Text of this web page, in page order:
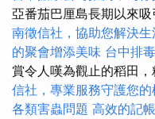
亞番茄巴厘島長期以來
南徵信社，協助您解決
的聚會增添美味 台中排
賞令人嘆為觀止的稻田
信社，專業服務守護您的
各類害蟲問題 高效的記